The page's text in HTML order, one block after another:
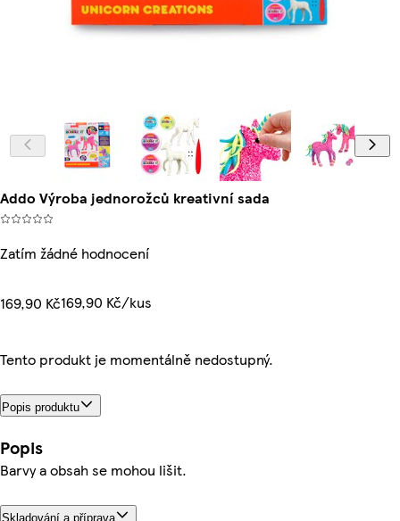
Addo Výroba jednorožců kreativní sada
Zatím žádné hodnocení
169,90 Kč169,90 Kč/kus
Tento produkt je momentálně nedostupný.
Popis produktu
Popis
Barvy a obsah se mohou lišit.
Skladování a příprava